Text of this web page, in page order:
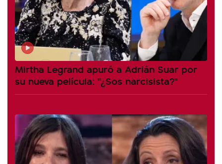
Mirtha Legrand apuró a Adrián Suar por
su nueva película: "¿Sos narcisista?"